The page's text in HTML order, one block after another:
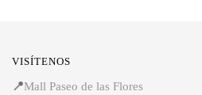
VISÍTENOS
📍Mall Paseo de las Flores